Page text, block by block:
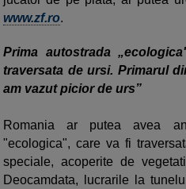
www.zf.ro.
Prima autostrada
traversata de ursi. Primarul
am vazut picior de urs”
Romania ar putea avea
"ecologica", care va fi
speciale, acoperite de
Deocamdata, lucrarile la